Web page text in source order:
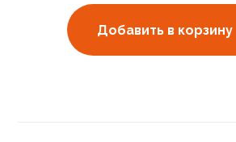
Добавить в корзину